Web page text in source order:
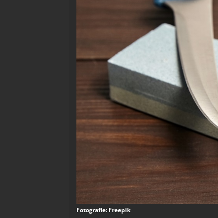
Fotografie: Freepik